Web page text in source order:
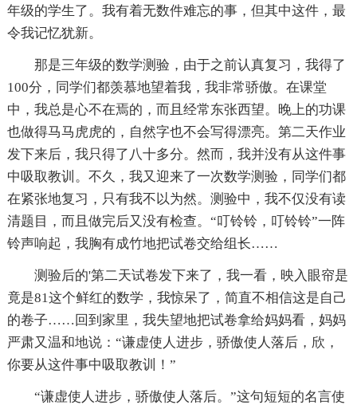
年级的学生了。我有着无数件难忘的事，但其中这件，最
令我记忆犹新。
那是三年级的数学测验，由于之前认真复习，我得了
100分，同学们都羡慕地望着我，我非常骄傲。在课堂
中，我总是心不在焉的，而且经常东张西望。晚上的功课
也做得马马虎虎的，自然字也不会写得漂亮。第二天作业
发下来后，我只得了八十多分。然而，我并没有从这件事
中吸取教训。不久，我又迎来了一次数学测验，同学们都
在紧张地复习，只有我不以为然。测验中，我不仅没有读
清题目，而且做完后又没有检查。“叮铃铃，叮铃铃”一阵
铃声响起，我胸有成竹地把试卷交给组长……
测验后的'第二天试卷发下来了，我一看，映入眼帘是
竟是81这个鲜红的数学，我惊呆了，简直不相信这是自己
的卷子……回到家里，我失望地把试卷拿给妈妈看，妈妈
严肃又温和地说：“谦虚使人进步，骄傲使人落后，欣，
你要从这件事中吸取教训！”
“谦虚使人进步，骄傲使人落后。”这句短短的名言使